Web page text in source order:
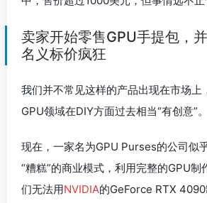
卖家开始零售GPU手提包，
名义标价疯狂
我们并不常见这样的产品出现在市场上
GPU领域在DIY方面过去相当“有创意”。
现在，一家名为GPU Purses的公司似
“糟糕”的商业模式，利用完整的GPU制
们无法用NVIDIA的GeForce RTX